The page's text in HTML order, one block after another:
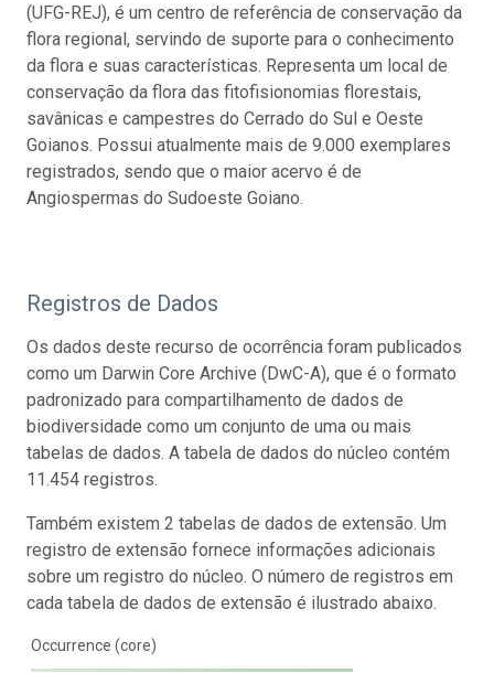
(UFG-REJ), é um centro de referência de conservação da
flora regional, servindo de suporte para o conhecimento
da flora e suas características. Representa um local de
conservação da flora das fitofisionomias florestais,
savânicas e campestres do Cerrado do Sul e Oeste
Goianos. Possui atualmente mais de 9.000 exemplares
registrados, sendo que o maior acervo é de
Angiospermas do Sudoeste Goiano.
Registros de Dados
Os dados deste recurso de ocorrência foram publicados
como um Darwin Core Archive (DwC-A), que é o formato
padronizado para compartilhamento de dados de
biodiversidade como um conjunto de uma ou mais
tabelas de dados. A tabela de dados do núcleo contém
11.454 registros.
Também existem 2 tabelas de dados de extensão. Um
registro de extensão fornece informações adicionais
sobre um registro do núcleo. O número de registros em
cada tabela de dados de extensão é ilustrado abaixo.
Occurrence (core)